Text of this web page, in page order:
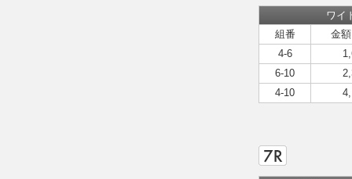
ワイ
組番
金額
4-6
6-10
4-10